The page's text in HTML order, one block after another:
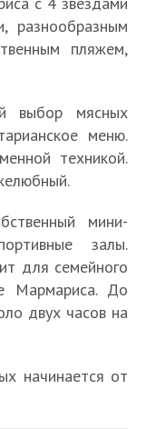
разнообразным
пляжем,
выбор мясных
меню.
техникой.
мини-
залы.
для семейного
Мармариса. До
двух часов на
начинается от